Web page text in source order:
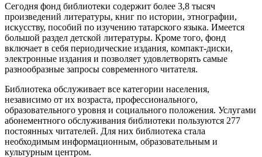
Сегодня фонд библиотеки содержит более 3,8 тысяч
произведений литературы, книг по истории, этнографии,
искусству, пособий по изучению татарского языка. Имеется
большой раздел детской литературы. Кроме того, фонд
включает в себя периодические издания, компакт-диски,
электронные издания и позволяет удовлетворять самые
разнообразные запросы современного читателя.
Библиотека обслуживает все категории населения,
независимо от их возраста, профессионального,
образовательного уровня и социального положения. Услугами
абонементного обслуживания библиотеки пользуются 277
постоянных читателей. Для них библиотека стала
необходимым информационным, образовательным и
культурным центром.